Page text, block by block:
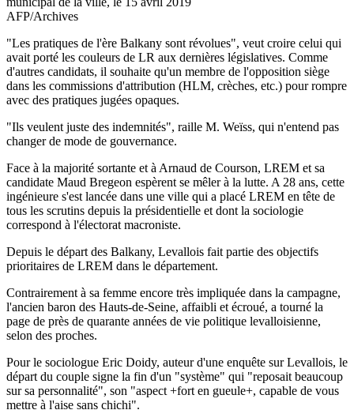
AFP/Archives
"Les pratiques de l'ère Balkany sont révolues", veut croire celui qui
avait porté les couleurs de LR aux dernières législatives. Comme
d'autres candidats, il souhaite qu'un membre de l'opposition siège
dans les commissions d'attribution (HLM, crèches, etc.) pour rompre
avec des pratiques jugées opaques.
"Ils veulent juste des indemnités", raille M. Weïss, qui n'entend pas
changer de mode de gouvernance.
Face à la majorité sortante et à Arnaud de Courson, LREM et sa
candidate Maud Bregeon espèrent se mêler à la lutte. A 28 ans, cette
ingénieure s'est lancée dans une ville qui a placé LREM en tête de
tous les scrutins depuis la présidentielle et dont la sociologie
correspond à l'électorat macroniste.
Depuis le départ des Balkany, Levallois fait partie des objectifs
prioritaires de LREM dans le département.
Contrairement à sa femme encore très impliquée dans la campagne,
l'ancien baron des Hauts-de-Seine, affaibli et écroué, a tourné la
page de près de quarante années de vie politique levalloisienne,
selon des proches.
Pour le sociologue Eric Doidy, auteur d'une enquête sur Levallois, le
départ du couple signe la fin d'un "système" qui "reposait beaucoup
sur sa personnalité", son "aspect +fort en gueule+, capable de vous
mettre à l'aise sans chichi".